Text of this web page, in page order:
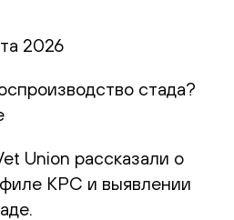
2026
стада?
Union рассказали о
КРС и выявлении